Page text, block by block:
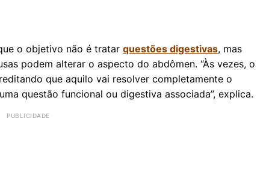
o objetivo não é tratar questões digestivas, mas
podem alterar o aspecto do abdômen. “Às vezes, o
que aquilo vai resolver completamente o
questão funcional ou digestiva associada”, explica.